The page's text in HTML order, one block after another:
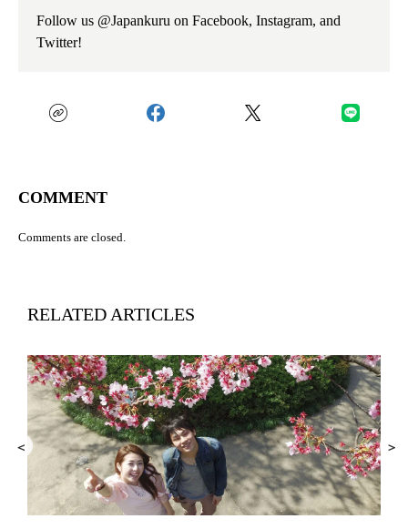
Follow us @Japankuru on Facebook, Instagram, and
Twitter!
COMMENT
Comments are closed.
RELATED ARTICLES